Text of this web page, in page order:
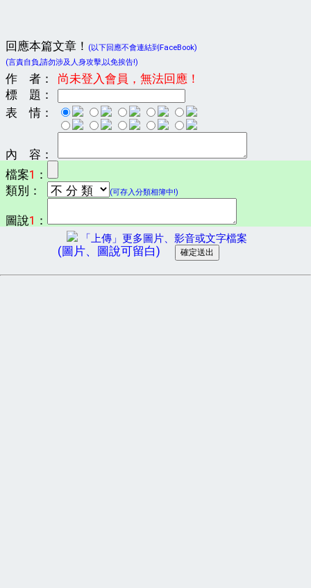
回應本篇文章！
(以下回應不會連結到FaceBook)
(言責自負,請勿涉及人身攻擊,以免挨告!)
作 者：
尚未登入會員，無法回應！
標 題：
表 情：
內 容：
檔案1 ：
類別：
(可存入分類相簿中!)
圖說1 ：
「上傳」更多圖片、影音或文字檔案
(圖片、圖說可留白)